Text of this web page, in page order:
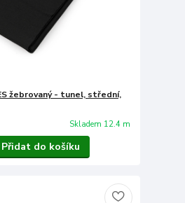
žebrovaný - tunel, střední,
Skladem 12.4 m
Přidat do košíku